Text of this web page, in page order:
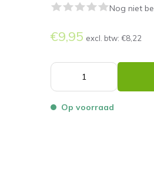
Nog niet
€9,95 excl. btw:€8,22
Op voorraad